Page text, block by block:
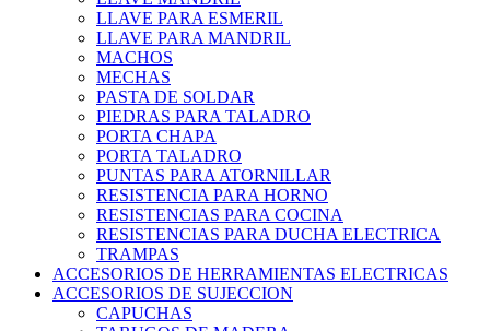
LLAVE PARA ESMERIL
LLAVE PARA MANDRIL
MACHOS
MECHAS
PASTA DE SOLDAR
PIEDRAS PARA TALADRO
PORTA CHAPA
PORTA TALADRO
PUNTAS PARA ATORNILLAR
RESISTENCIA PARA HORNO
RESISTENCIAS PARA COCINA
RESISTENCIAS PARA DUCHA ELECTRICA
TRAMPAS
ACCESORIOS DE HERRAMIENTAS ELECTRICAS
ACCESORIOS DE SUJECCION
CAPUCHAS